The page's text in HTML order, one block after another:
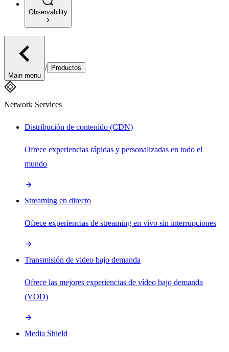
Observability
Main menu
/ Productos
Network Services
Distribución de contenido (CDN)
Ofrece experiencias rápidas y personalizadas en todo el
mundo
Streaming en directo
Ofrece experiencias de streaming en vivo sin interrupciones
Transmisión de video bajo demanda
Ofrece las mejores experiencias de vídeo bajo demanda
(VOD)
Media Shield